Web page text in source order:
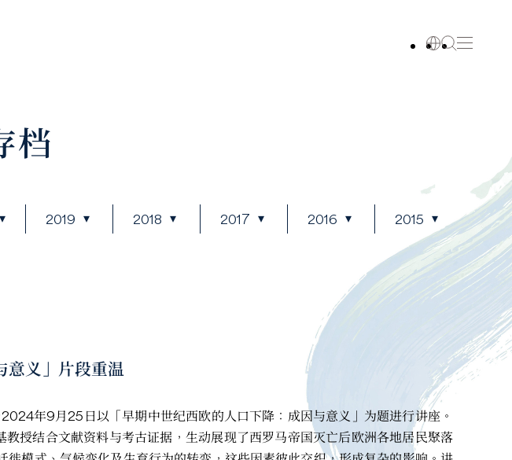
档
2019 2018 2017 2016 2015
意义」片段重温
年9月25日以「早期中世纪西欧的人口下降：成因与意义」为题进行讲座。
授结合文献资料与考古证据，生动展现了西罗马帝国灭亡后欧洲各地居民聚落